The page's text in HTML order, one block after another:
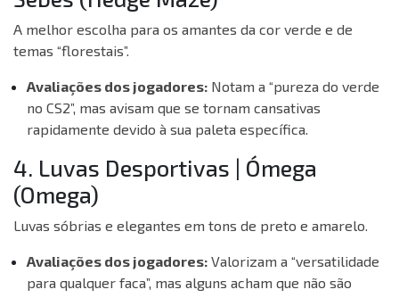
A melhor escolha para os amantes da cor verde e de
temas “florestais”.
Avaliações dos jogadores: Notam a “pureza do verde
no CS2”, mas avisam que se tornam cansativas
rapidamente devido à sua paleta específica.
4. Luvas Desportivas | Ómega
(Omega)
Luvas sóbrias e elegantes em tons de preto e amarelo.
Avaliações dos jogadores: Valorizam a “versatilidade
para qualquer faca”, mas alguns acham que não são